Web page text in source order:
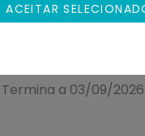
ACEITAR
Sofá de 2
Termina a 03/09/2026